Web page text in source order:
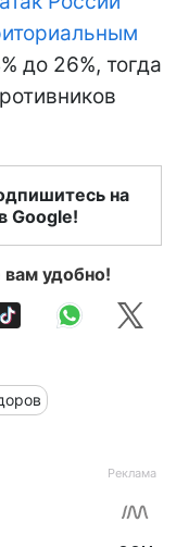
до 26%, тогда
на
Google!
вам удобно!